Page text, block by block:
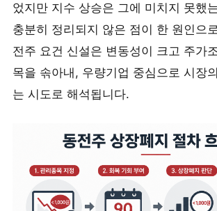
었지만 지수 상승은 그에 미치지 못했
충분히 정리되지 않은 점이 한 원인으
전주 요건 신설은 변동성이 크고 주가
목을 솎아내, 우량기업 중심으로 시장
는 시도로 해석됩니다.